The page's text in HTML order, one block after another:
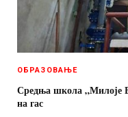
ОБРАЗОВАЊЕ
Средња школа „Милоје
на гас